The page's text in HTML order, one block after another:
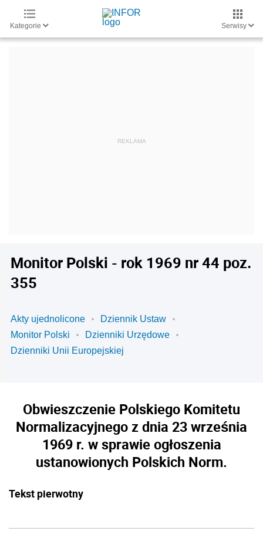
Kategorie Serwisy
Monitor Polski - rok 1969 nr 44 poz.
355
Akty ujednolicone
Dziennik Ustaw
Monitor Polski
Dzienniki Urzędowe
Dzienniki Unii Europejskiej
Obwieszczenie Polskiego Komitetu
Normalizacyjnego z dnia 23 września
1969 r. w sprawie ogłoszenia
ustanowionych Polskich Norm.
Tekst pierwotny